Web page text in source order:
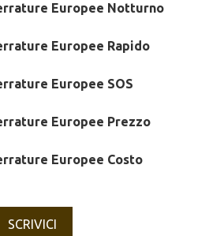
Europee Notturno
Europee Rapido
Europee SOS
Europee Prezzo
Europee Costo
SCRIVICI